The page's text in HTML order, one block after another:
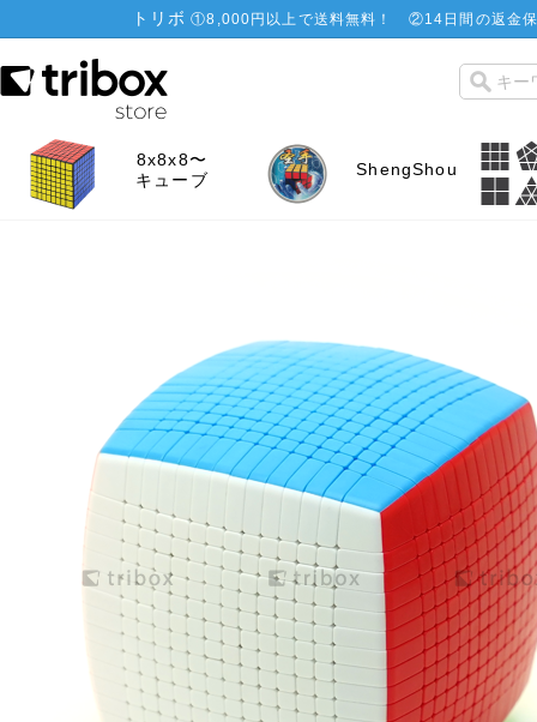
トリボ ①8,000円以上で送料無料！ ②14日間の返金
8x8x8〜
キューブ
ShengShou